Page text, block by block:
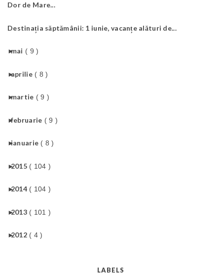
Dor de Mare...
Destinația săptămânii: 1 iunie, vacanțe alături de...
►
mai ( 9 )
►
aprilie ( 8 )
►
martie ( 9 )
►
februarie ( 9 )
►
ianuarie ( 8 )
►
2015 ( 104 )
►
2014 ( 104 )
►
2013 ( 101 )
►
2012 ( 4 )
LABELS